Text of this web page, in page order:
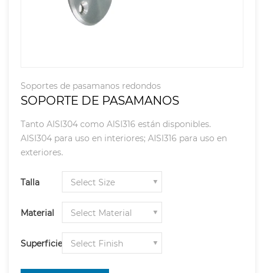
Soportes de pasamanos redondos
SOPORTE DE PASAMANOS
Tanto AISI304 como AISI316 están disponibles.
AISI304 para uso en interiores; AISI316 para uso en
exteriores.
Talla
Material
Superficie